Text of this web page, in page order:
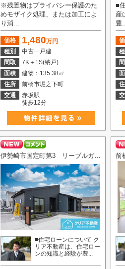
※残置物はプライバシー保護のた
めモザイク処理、または加工によ
り消...
価格 1,480万円
種別
中古一戸建
間取
7K＋1S(納戸)
面積
建物：135.38㎡
住所
前橋市堀之下町
交通
赤坂駅
徒歩12分
■
産
豊
伊勢崎市国定町第3 リーブルガーデン 2号棟
■住宅ローンについて ク
リア不動産は、住宅ロー
ンの知識と経験が豊...